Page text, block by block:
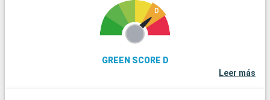
GREEN SCORE D
Leer más